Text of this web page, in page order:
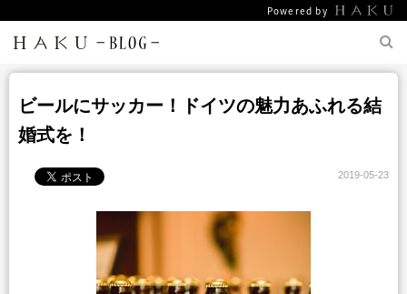
Powered by
ビールにサッカー！ドイツの魅力あふれる結
婚式を！
2019-05-23